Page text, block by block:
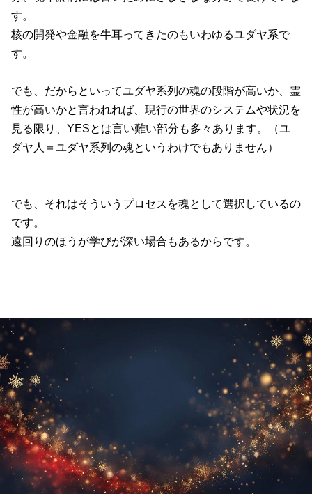
す。
核の開発や金融を牛耳ってきたのもいわゆるユダヤ系で
す。
でも、だからといってユダヤ系列の魂の段階が高いか、霊
性が高いかと言われれば、現行の世界のシステムや状況を
見る限り、YESとは言い難い部分も多々あります。（ユ
ダヤ人＝ユダヤ系列の魂というわけでもありません）
でも、それはそういうプロセスを魂として選択しているの
です。
遠回りのほうが学びが深い場合もあるからです。